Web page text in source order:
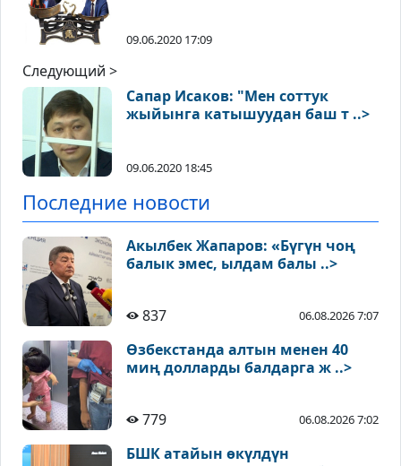
09.06.2020 17:09
Следующий >
Сапар Исаков: "Мен соттук
жыйынга катышуудан баш т ..>
09.06.2020 18:45
Последние новости
Акылбек Жапаров: «Бүгүн чоң
балык эмес, ылдам балы ..>
837 06.08.2026 7:07
Өзбекстанда алтын менен 40
миң долларды балдарга ж ..>
779 06.08.2026 7:02
БШК атайын өкүлдүн